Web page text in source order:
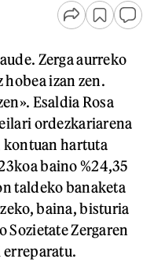
Zerga aurreko
izan zen.
Esaldia Rosa
ordezkariarena
kontuan hartuta
baino %24,35
taldeko banaketa
baina, bisturia
Sozietate Zergaren
erreparatu.